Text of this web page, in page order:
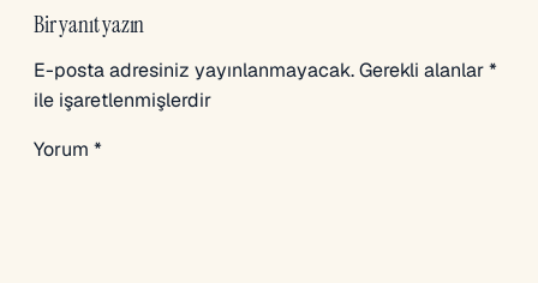
Bir yanıt yazın
E-posta adresiniz yayınlanmayacak.Gerekli alanlar*
ile işaretlenmişlerdir
Yorum *